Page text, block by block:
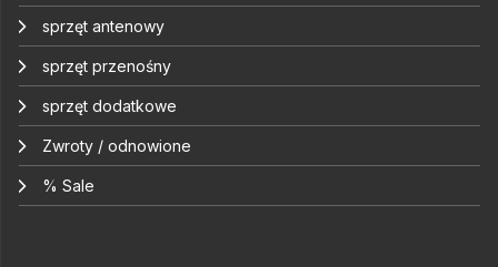
sprzęt antenowy
sprzęt przenośny
sprzęt dodatkowe
Zwroty / odnowione
% Sale